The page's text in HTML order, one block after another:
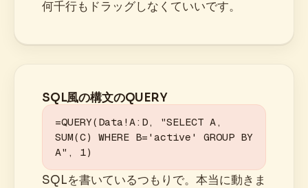
何千行もドラッグしなくていいです。
SQL風の構文のQUERY
=QUERY(Data!A:D, "SELECT A,
SUM(C) WHERE B='active' GROUP BY
A", 1)
SQLを書いているつもりで。本当に動きま